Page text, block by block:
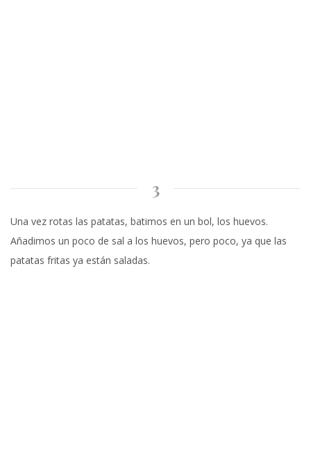
3
Una vez rotas las patatas, batimos en un bol, los huevos.
Añadimos un poco de sal a los huevos, pero poco, ya que las
patatas fritas ya están saladas.